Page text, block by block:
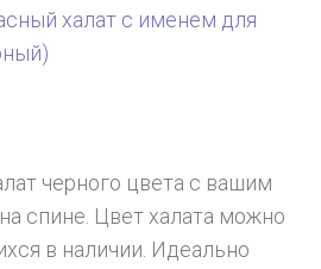
халат с именем для
черного цвета с вашим
спине. Цвет халата можно
в наличии. Идеально